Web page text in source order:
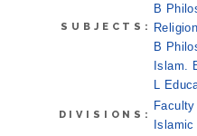
SUBJECTS:
B
Religion
B
Islam.
L
DIVISIONS:
Islamic